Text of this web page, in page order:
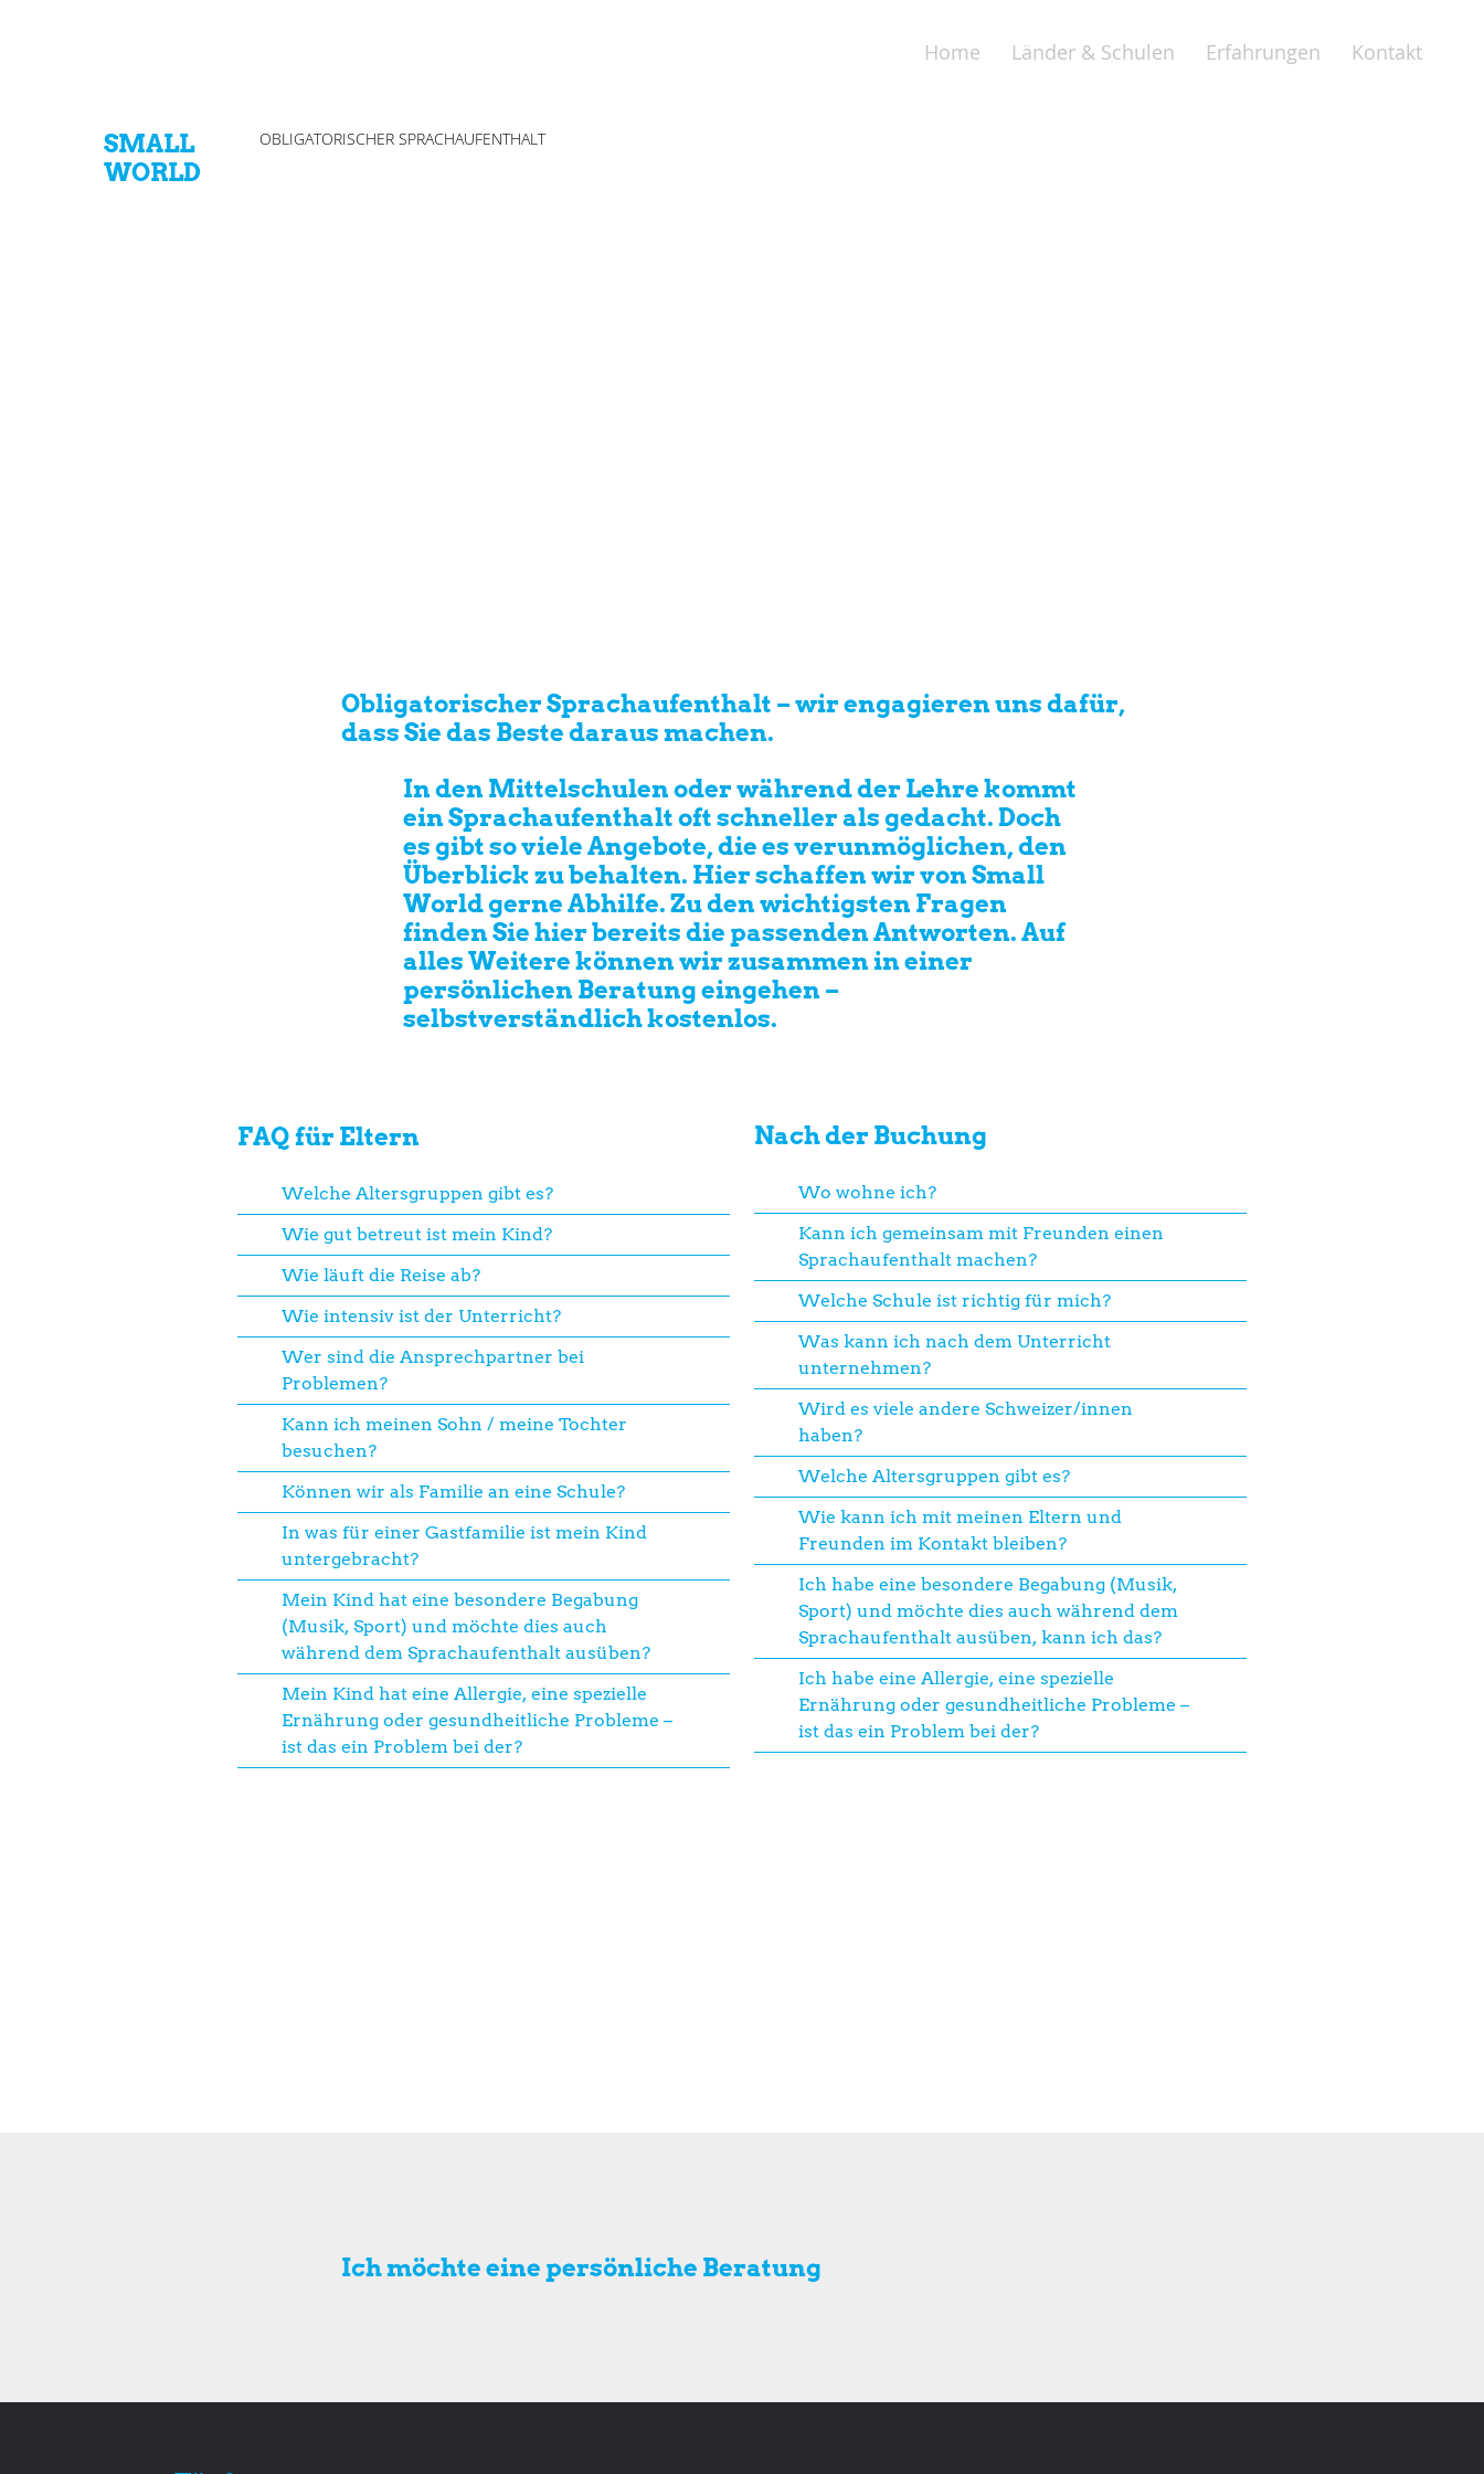
Home Länder & Schulen Erfahrungen Kontakt
SMALL
WORLD
OBLIGATORISCHER SPRACHAUFENTHALT
Obligatorischer Sprachaufenthalt – wir engagieren uns dafür,
dass Sie das Beste daraus machen.
In den Mittelschulen oder während der Lehre kommt
ein Sprachaufenthalt oft schneller als gedacht. Doch
es gibt so viele Angebote, die es verunmöglichen, den
Überblick zu behalten. Hier schaffen wir von Small
World gerne Abhilfe. Zu den wichtigsten Fragen
finden Sie hier bereits die passenden Antworten. Auf
alles Weitere können wir zusammen in einer
persönlichen Beratung eingehen –
selbstverständlich kostenlos.
FAQ für Eltern
Welche Altersgruppen gibt es?
Wie gut betreut ist mein Kind?
Wie läuft die Reise ab?
Wie intensiv ist der Unterricht?
Wer sind die Ansprechpartner bei
Problemen?
Kann ich meinen Sohn / meine Tochter
besuchen?
Können wir als Familie an eine Schule?
In was für einer Gastfamilie ist mein Kind
untergebracht?
Mein Kind hat eine besondere Begabung
(Musik, Sport) und möchte dies auch
während dem Sprachaufenthalt ausüben?
Mein Kind hat eine Allergie, eine spezielle
Ernährung oder gesundheitliche Probleme –
ist das ein Problem bei der?
Nach der Buchung
Wo wohne ich?
Kann ich gemeinsam mit Freunden einen
Sprachaufenthalt machen?
Welche Schule ist richtig für mich?
Was kann ich nach dem Unterricht
unternehmen?
Wird es viele andere Schweizer/innen
haben?
Welche Altersgruppen gibt es?
Wie kann ich mit meinen Eltern und
Freunden im Kontakt bleiben?
Ich habe eine besondere Begabung (Musik,
Sport) und möchte dies auch während dem
Sprachaufenthalt ausüben, kann ich das?
Ich habe eine Allergie, eine spezielle
Ernährung oder gesundheitliche Probleme –
ist das ein Problem bei der?
Ich möchte eine persönliche Beratung